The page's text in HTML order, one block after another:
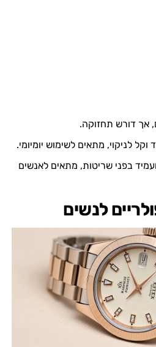
אך דורש תחזוקה.
לניקוי, מתאים לשימוש יומיומי.
בפני שריטות, מתאים לאנשים
לנשים